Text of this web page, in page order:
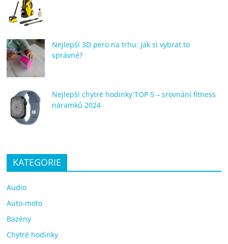
Nejlepší 3D pero na trhu: Jak si vybrat to
správné?
Nejlepší chytré hodinky TOP 5 – srovnání fitness
náramků 2024
KATEGORIE
Audio
Auto-moto
Bazény
Chytré hodinky